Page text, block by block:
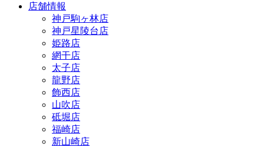
店舗情報
神戸駒ヶ林店
神戸星陵台店
姫路店
網干店
太子店
龍野店
飾西店
山吹店
砥堀店
福崎店
新山崎店